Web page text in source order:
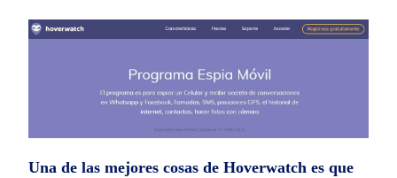
Una de las mejores cosas de Hoverwatch es que